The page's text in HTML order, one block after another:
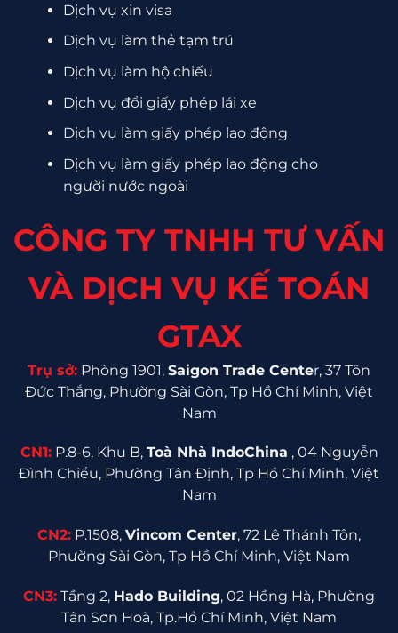
Dịch vụ xin visa
Dịch vụ làm thẻ tạm trú
Dịch vụ làm hộ chiếu
Dịch vụ đổi giấy phép lái xe
Dịch vụ làm giấy phép lao động
Dịch vụ làm giấy phép lao động cho
người nước ngoài
CÔNG TY TNHH TƯ VẤN
VÀ DỊCH VỤ KẾ TOÁN
GTAX
Trụ sở: Phòng 1901, Saigon Trade Center, 37 Tôn
Đức Thắng, Phường Sài Gòn, Tp Hồ Chí Minh, Việt
Nam
CN1:P.8-6, Khu B, Toà Nhà IndoChina , 04 Nguyễn
Đình Chiểu, Phường Tân Định, Tp Hồ Chí Minh, Việt
Nam
CN2: P.1508, Vincom Center, 72 Lê Thánh Tôn,
Phường Sài Gòn, Tp Hồ Chí Minh, Việt Nam
CN3: Tầng 2, Hado Building, 02 Hồng Hà, Phường
Tân Sơn Hoà, Tp.Hồ Chí Minh, Việt Nam